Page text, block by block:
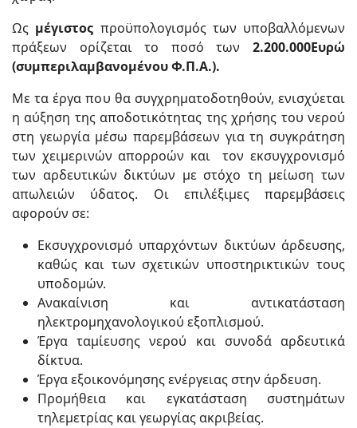
Ως μέγιστος προϋπολογισμός των υποβαλλόμενων
πράξεων ορίζεται το ποσό των 2.200.000Ευρώ
(συμπεριλαμβανομένου Φ.Π.Α.).
Με τα έργα που θα συγχρηματοδοτηθούν, ενισχύεται
η αύξηση της αποδοτικότητας της χρήσης του νερού
στη γεωργία μέσω παρεμβάσεων για τη συγκράτηση
των χειμερινών απορροών και τον εκσυγχρονισμό
των αρδευτικών δικτύων με στόχο τη μείωση των
απωλειών ύδατος. Οι επιλέξιμες παρεμβάσεις
αφορούν σε:
Εκσυγχρονισμό υπαρχόντων δικτύων άρδευσης,
καθώς και των σχετικών υποστηρικτικών τους
υποδομών.
Ανακαίνιση και αντικατάσταση
ηλεκτρομηχανολογικού εξοπλισμού.
Έργα ταμίευσης νερού και συνοδά αρδευτικά
δίκτυα.
Έργα εξοικονόμησης ενέργειας στην άρδευση.
Προμήθεια και εγκατάσταση συστημάτων
τηλεμετρίας και γεωργίας ακριβείας.